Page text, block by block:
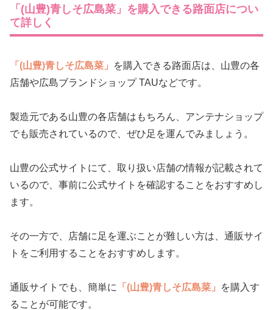
「(山豊)青しそ広島菜」を購入できる路面店につい
て詳しく
「(山豊)青しそ広島菜」
を購入できる路面店は、山豊の各
店舗や広島ブランドショップ TAUなどです。
製造元である山豊の各店舗はもちろん、アンテナショップ
でも販売されているので、ぜひ足を運んでみましょう。
山豊の公式サイトにて、取り扱い店舗の情報が記載されて
いるので、事前に公式サイトを確認することをおすすめし
ます。
その一方で、店舗に足を運ぶことが難しい方は、通販サイ
トをご利用することをおすすめします。
通販サイトでも、簡単に 「(山豊)青しそ広島菜」
を購入す
ることが可能です。